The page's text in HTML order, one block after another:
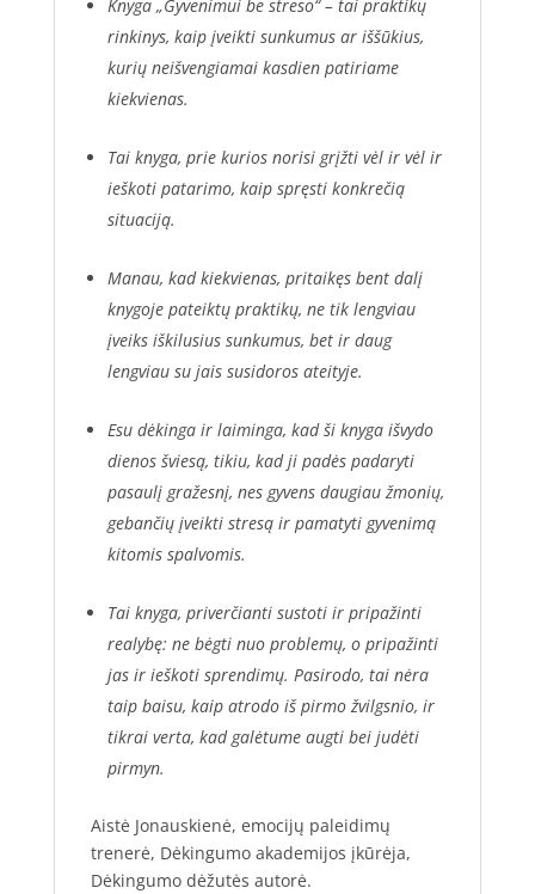
Knyga „Gyvenimui be streso“ – tai praktikų
rinkinys, kaip įveikti sunkumus ar iššūkius,
kurių neišvengiamai kasdien patiriame
kiekvienas.
Tai knyga, prie kurios norisi grįžti vėl ir vėl ir
ieškoti patarimo, kaip spręsti konkrečią
situaciją.
Manau, kad kiekvienas, pritaikęs bent dalį
knygoje pateiktų praktikų, ne tik lengviau
įveiks iškilusius sunkumus, bet ir daug
lengviau su jais susidoros ateityje.
Esu dėkinga ir laiminga, kad ši knyga išvydo
dienos šviesą, tikiu, kad ji padės padaryti
pasaulį gražesnį, nes gyvens daugiau žmonių,
gebančių įveikti stresą ir pamatyti gyvenimą
kitomis spalvomis.
Tai knyga, priverčianti sustoti ir pripažinti
realybę: ne bėgti nuo problemų, o pripažinti
jas ir ieškoti sprendimų. Pasirodo, tai nėra
taip baisu, kaip atrodo iš pirmo žvilgsnio, ir
tikrai verta, kad galėtume augti bei judėti
pirmyn.
Aistė Jonauskienė, emocijų paleidimų
trenerė, Dėkingumo akademijos įkūrėja,
Dėkingumo dėžutės autorė.